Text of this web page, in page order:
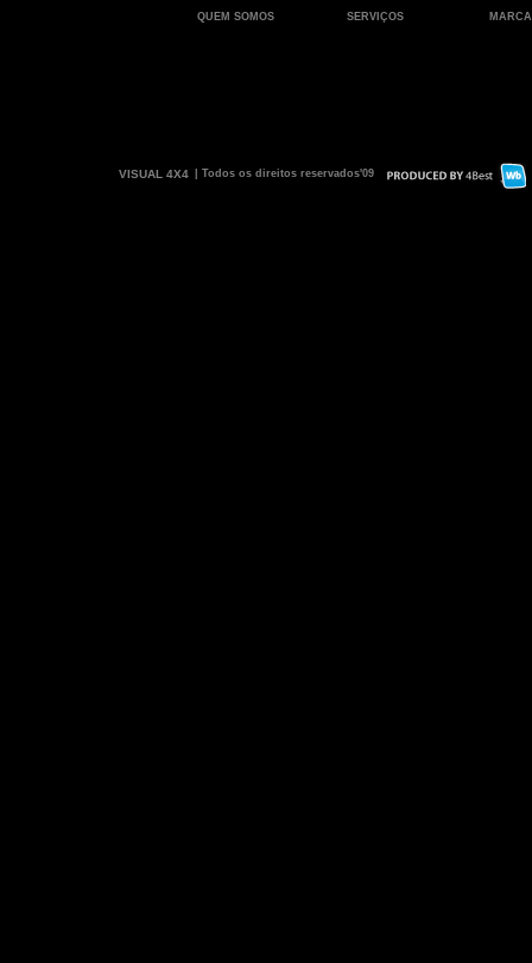
QUEM SOMOS SERVIÇOS
VISUAL 4X4 | Todos os direitos reservados'09